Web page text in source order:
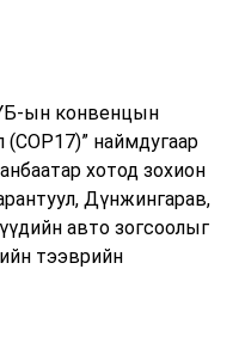
хэлэлцүүлэх
дүгнэлтийн төсөл
Төрийн байгуулалтын
хэсгийн хуралдаан
засгийн эргэлтэд
болон хамт өргөн
ын конвенцын
(COP17)” наймдугаар
хотод зохион
Дүнжингарав,
авто зогсоолыг
тээврийн